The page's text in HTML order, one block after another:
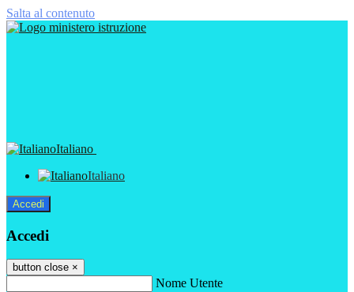
Salta al contenuto
Italiano
Italiano
Accedi
Accedi
button close ×
Nome Utente